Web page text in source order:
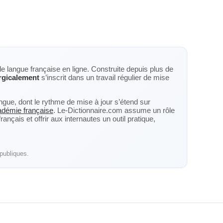
langue française en ligne. Construite depuis plus de
s’inscrit dans un travail régulier de mise
dont le rythme de mise à jour s’étend sur
française. Le-Dictionnaire.com assume un rôle
et offrir aux internautes un outil pratique,